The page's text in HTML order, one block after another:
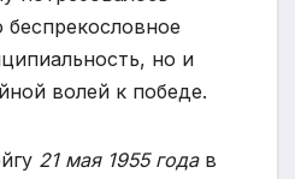
беспрекословное
но и
волей к победе.
21 мая 1955 годав